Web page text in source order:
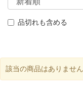
品切れも含める
該当の商品はありません